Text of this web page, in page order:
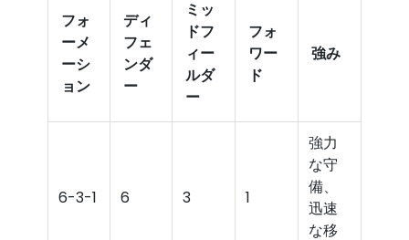
フォ
ーメ
ーシ
ョン
ディ
フェ
ンダ
ー
ミッ
ドフ
ィー
ルダ
ー
フォ
ワー
ド
強み
6-3-1 6 3 1
強力
な守
備、
迅速
な移